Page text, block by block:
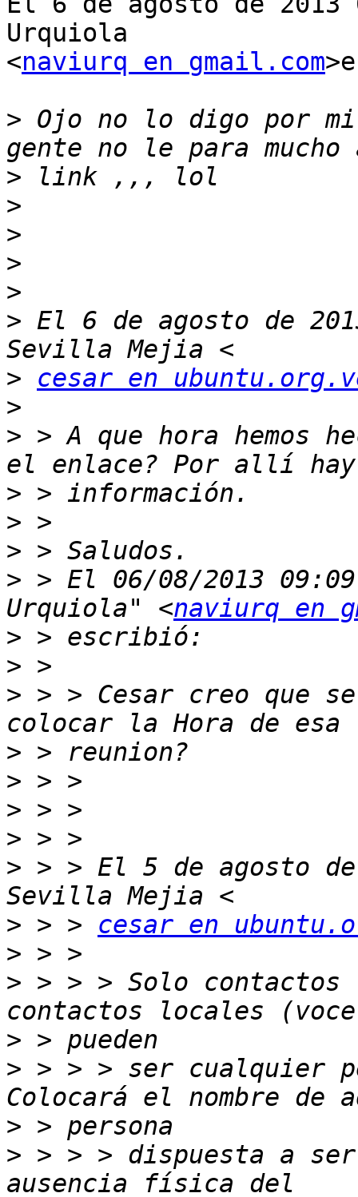
Urquiola
<naviurq en gmail.com
> Ojo no lo digo por
>
>
>
>
>
> El 6 de agosto de
>
cesar en
>
> > A que hora hemos
>
>
>
> > El 06/08/2013
Urquiola" <naviurq en
>
>
> > > Cesar creo que
>
>
>
>
> > > El 5 de agosto
> > > cesar en
>
> > > > Solo
>
> > > > ser cualquier
>
> > > > dispuesta a